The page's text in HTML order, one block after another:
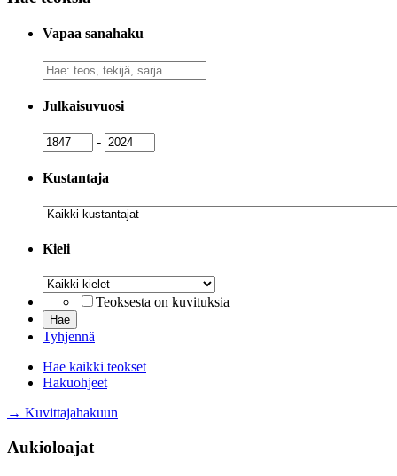
Vapaa sanahaku
Vapaa
sanahaku
Julkaisuvuosi
Julkaisuvuosi
- Julkaisuvuosi
Kustantaja
Kustantaja
Kieli
Kieli
Teoksesta on kuvituksia
Tyhjennä
Hae kaikki teokset
Hakuohjeet
→ Kuvittajahakuun
Aukioloajat